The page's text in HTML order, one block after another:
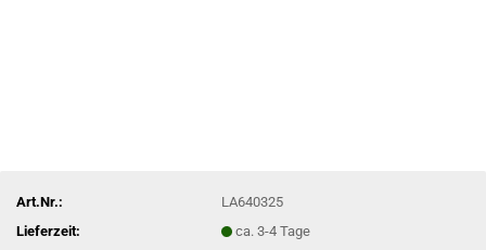
Art.Nr.:
LA640325
Lieferzeit:
ca. 3-4 Tage